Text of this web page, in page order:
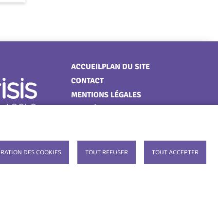
DES COOKIES TOUT REFUSER TOUT ACCEPTER
Menu
Pied
de
ACCUEILPLAN DU SITE
CONTACT
MENTIONS LÉGALES
CONFORME
S'IDENTIFIER